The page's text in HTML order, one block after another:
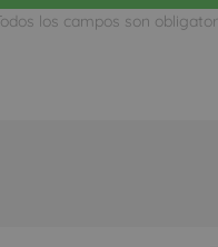
los campos son